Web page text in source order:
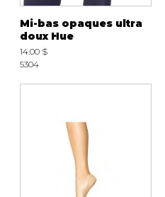
Mi-bas opaques ultra
doux Hue
14.00 $
5304